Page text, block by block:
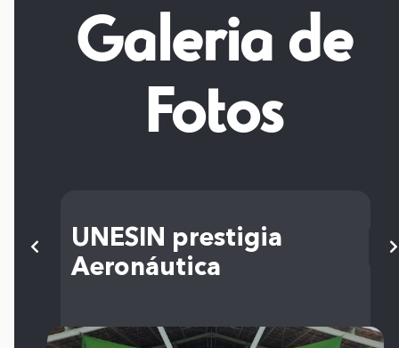
Galeria de
Fotos
UNESIN prestigia
Aeronáutica